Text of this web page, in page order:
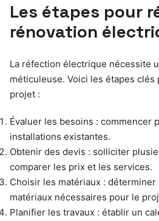
Les étapes pour
rénovation
La réfection électrique nécessite
méticuleuse. Voici les étapes clés
projet :
Évaluer les besoins : commencer
installations existantes.
Obtenir des devis : solliciter
comparer les prix et les services.
Choisir les matériaux :
matériaux nécessaires pour le
Planifier les travaux : établir un